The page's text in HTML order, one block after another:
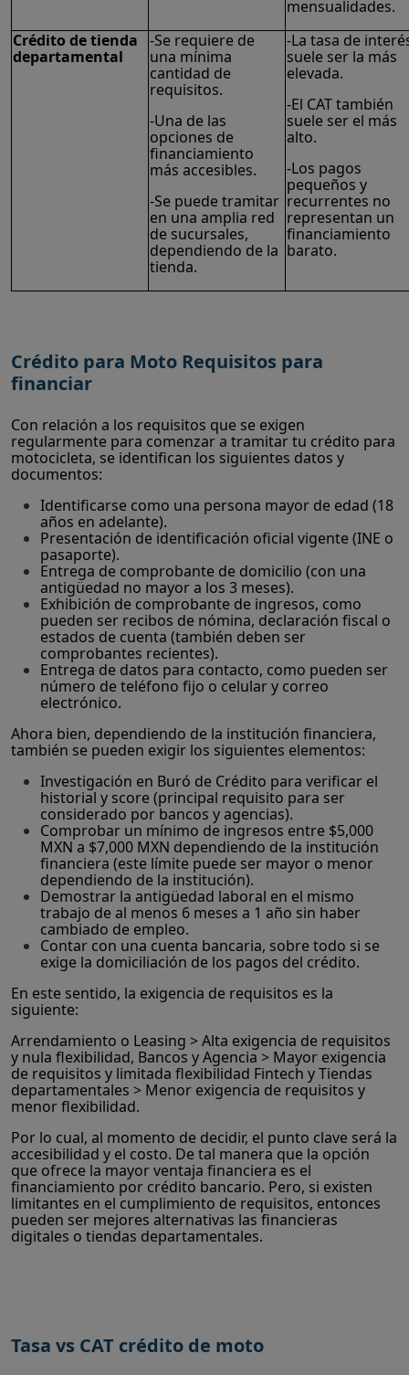
mensualidades.
Crédito de tienda
departamental
-Se requiere de
una mínima
cantidad de
requisitos.
-Una de las
opciones de
financiamiento
más accesibles.
-Se puede tramitar
en una amplia red
de sucursales,
dependiendo de la
tienda.
-La tasa de
suele ser la más
elevada.
-El CAT también
suele ser el más
alto.
-Los pagos
pequeños y
recurrentes no
representan un
financiamiento
barato.
Crédito para Moto Requisitos para
financiar
Con relación a los requisitos que se exigen
regularmente para comenzar a tramitar tu crédito para
motocicleta, se identifican los siguientes datos y
documentos:
Identificarse como una persona mayor de edad (18
años en adelante).
Presentación de identificación oficial vigente (INE o
pasaporte).
Entrega de comprobante de domicilio (con una
antigüedad no mayor a los 3 meses).
Exhibición de comprobante de ingresos, como
pueden ser recibos de nómina, declaración fiscal o
estados de cuenta (también deben ser
comprobantes recientes).
Entrega de datos para contacto, como pueden ser
número de teléfono fijo o celular y correo
electrónico.
Ahora bien, dependiendo de la institución financiera,
también se pueden exigir los siguientes elementos:
Investigación en Buró de Crédito para verificar el
historial y score (principal requisito para ser
considerado por bancos y agencias).
Comprobar un mínimo de ingresos entre $5,000
MXN a $7,000 MXN dependiendo de la institución
financiera (este límite puede ser mayor o menor
dependiendo de la institución).
Demostrar la antigüedad laboral en el mismo
trabajo de al menos 6 meses a 1 año sin haber
cambiado de empleo.
Contar con una cuenta bancaria, sobre todo si se
exige la domiciliación de los pagos del crédito.
En este sentido, la exigencia de requisitos es la
siguiente:
Arrendamiento o Leasing > Alta exigencia de requisitos
y nula flexibilidad, Bancos y Agencia > Mayor exigencia
de requisitos y limitada flexibilidad Fintech y Tiendas
departamentales > Menor exigencia de requisitos y
menor flexibilidad.
Por lo cual, al momento de decidir, el punto clave será la
accesibilidad y el costo. De tal manera que la opción
que ofrece la mayor ventaja financiera es el
financiamiento por crédito bancario. Pero, si existen
limitantes en el cumplimiento de requisitos, entonces
pueden ser mejores alternativas las financieras
digitales o tiendas departamentales.
Tasa vs CAT crédito de moto